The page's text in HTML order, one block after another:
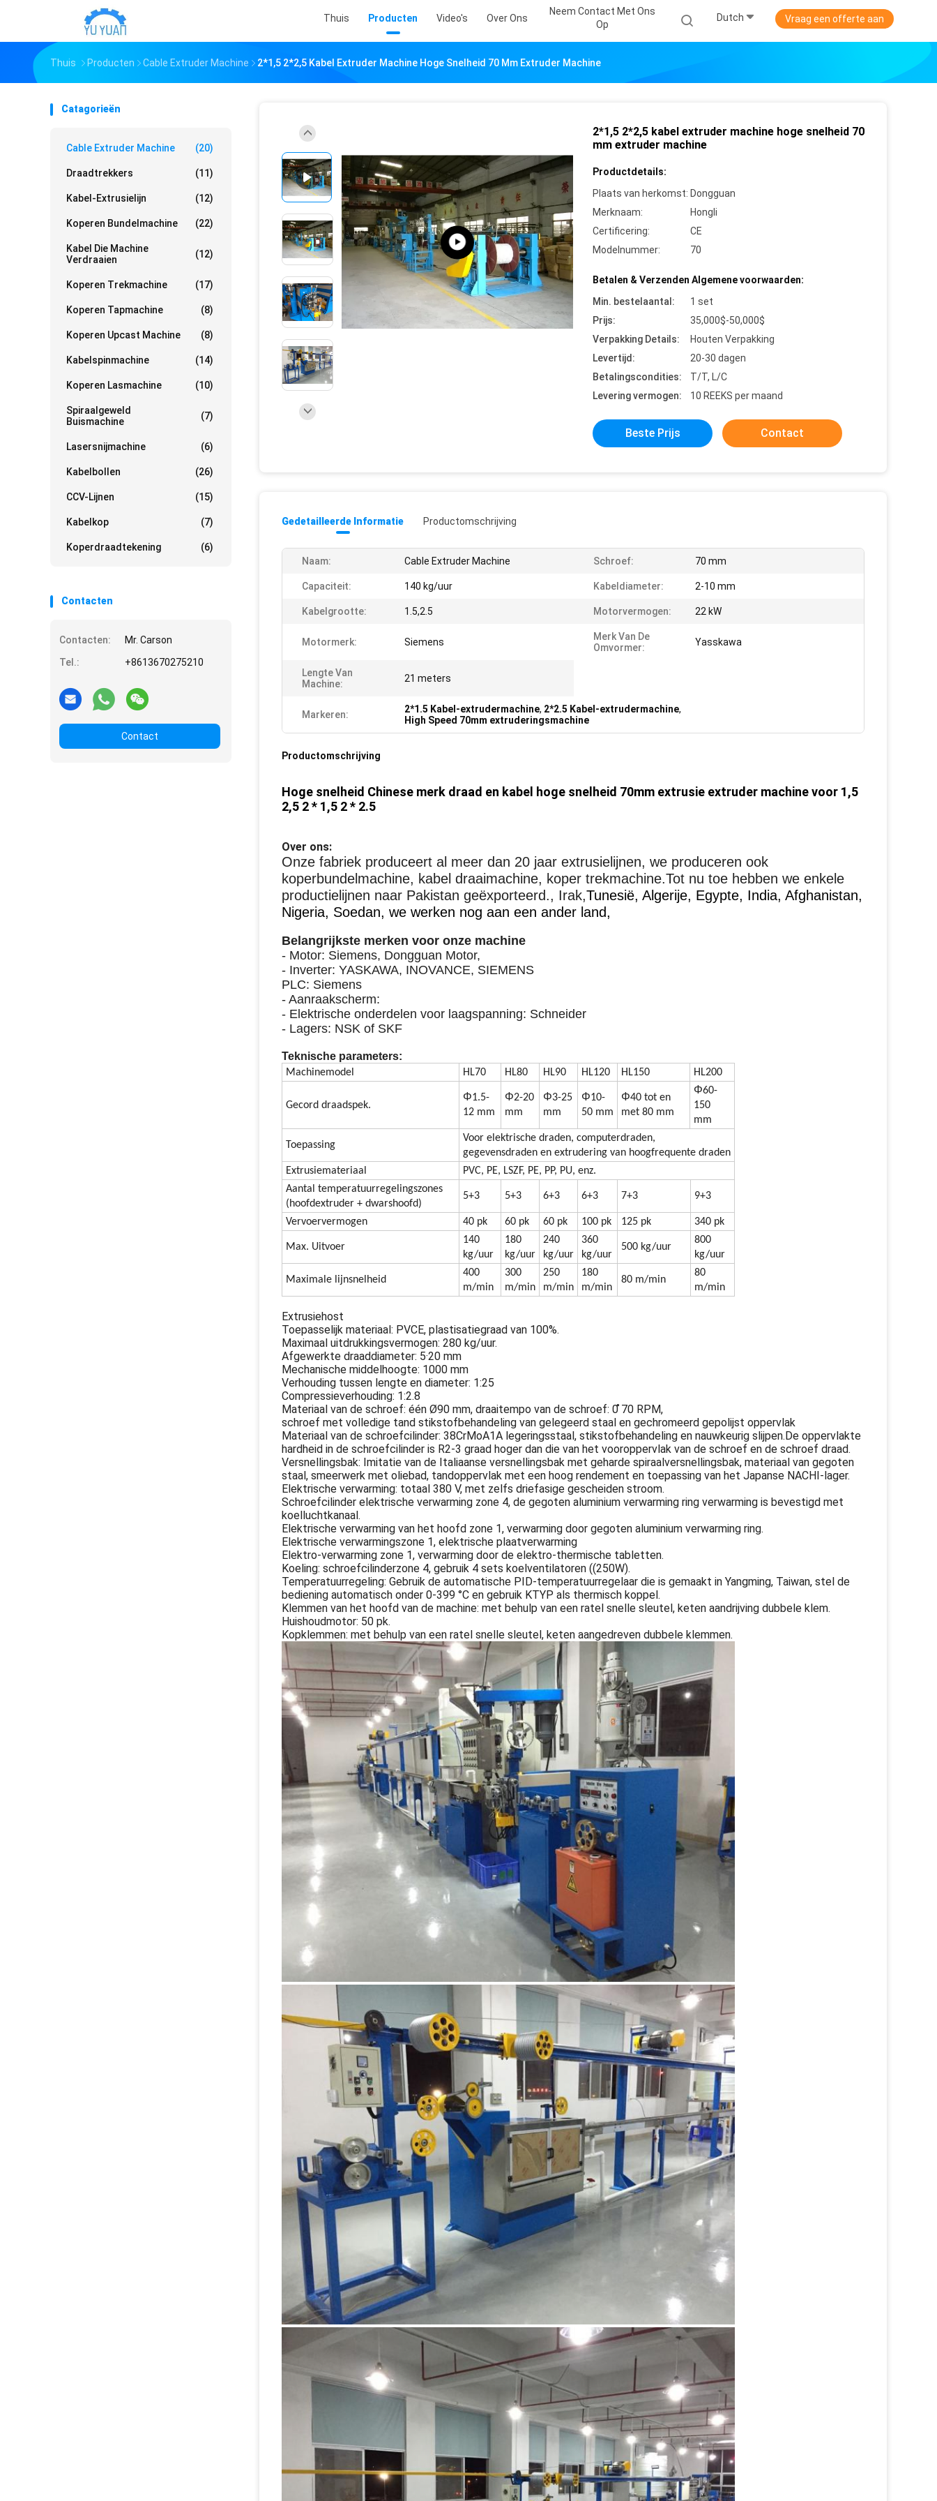
Thuis Producten Video's Over Ons
Neem Contact Met Ons
Op
Dutch Vraag een offerte aan
Thuis Producten Cable Extruder Machine 2*1,5 2*2,5 Kabel Extruder Machine Hoge Snelheid 70 Mm Extruder Machine
Catagorieën
Cable Extruder Machine (20)
Draadtrekkers (11)
Kabel-Extrusielijn (12)
Koperen Bundelmachine (22)
Kabel Die Machine
Verdraaien
(12)
Koperen Trekmachine (17)
Koperen Tapmachine (8)
Koperen Upcast Machine (8)
Kabelspinmachine (14)
Koperen Lasmachine (10)
Spiraalgeweld
Buismachine
(7)
Lasersnijmachine (6)
Kabelbollen (26)
CCV-Lijnen (15)
Kabelkop (7)
Koperdraadtekening (6)
Contacten
Contacten:
Mr. Carson
Tel.:
+8613670275210
Contact
2*1,5 2*2,5 kabel extruder machine hoge snelheid 70
mm extruder machine
Productdetails:
Plaats van herkomst: Dongguan
Merknaam:
Hongli
Certificering:
CE
Modelnummer:
70
Betalen & Verzenden Algemene voorwaarden:
Min. bestelaantal:
1 set
Prijs:
35,000$-50,000$
Verpakking Details:
Houten Verpakking
Levertijd:
20-30 dagen
Betalingscondities:
T/T, L/C
Levering vermogen:
10 REEKS per maand
Beste Prijs Contact
Gedetailleerde Informatie Productomschrijving
Naam: Cable Extruder Machine Schroef: 70 mm
Capaciteit: 140 kg/uur Kabeldiameter: 2-10 mm
Kabelgrootte: 1.5,2.5 Motorvermogen: 22 kW
Motormerk: Siemens
Merk Van De
Omvormer:
Yasskawa
Lengte Van
Machine:
21 meters
Markeren: 2*1.5 Kabel-extrudermachine, 2*2.5 Kabel-extrudermachine,
High Speed 70mm extruderingsmachine
Productomschrijving
Hoge snelheid Chinese merk draad en kabel hoge snelheid 70mm extrusie extruder machine voor 1,5
2,5 2 * 1,5 2 * 2.5
Over ons:
Onze fabriek produceert al meer dan 20 jaar extrusielijnen, we produceren ook
koperbundelmachine, kabel draaimachine, koper trekmachine.Tot nu toe hebben we enkele
productielijnen naar Pakistan geëxporteerd., Irak,Tunesië, Algerije, Egypte, India, Afghanistan,
Nigeria, Soedan, we werken nog aan een ander land,
Belangrijkste merken voor onze machine
- Motor: Siemens, Dongguan Motor,
- Inverter: YASKAWA, INOVANCE, SIEMENS
PLC: Siemens
- Aanraakscherm:
- Elektrische onderdelen voor laagspanning: Schneider
- Lagers: NSK of SKF
Teknische parameters:
Machinemodel HL70 HL80 HL90 HL120 HL150 HL200
Gecord draadspek.
Φ1.5-
12 mm
Φ2-20
mm
Φ3-25
mm
Φ10-
50 mm
Φ40 tot en
met 80 mm
Φ60-
150
mm
Toepassing
Voor elektrische draden, computerdraden,
gegevensdraden en extrudering van hoogfrequente draden
Extrusiemateriaal
PVC, PE, LSZF, PE, PP, PU, enz.
Aantal temperatuurregelingszones
(hoofdextruder + dwarshoofd)
5+3 5+3 6+3 6+3 7+3 9+3
Vervoervermogen 40 pk 60 pk 60 pk 100 pk 125 pk 340 pk
Max. Uitvoer
140
kg/uur
180
kg/uur
240
kg/uur
360
kg/uur
500 kg/uur
800
kg/uur
Maximale lijnsnelheid
400
m/min
300
m/min
250
m/min
180
m/min
80 m/min
80
m/min
Extrusiehost
Toepasselijk materiaal: PVCE, plastisatiegraad van 100%.
Maximaal uitdrukkingsvermogen: 280 kg/uur.
Afgewerkte draaddiameter: 5·20 mm
Mechanische middelhoogte: 1000 mm
Verhouding tussen lengte en diameter: 1:25
Compressieverhouding: 1:2.8
Materiaal van de schroef: één Ø90 mm, draaitempo van de schroef: 0 ̊70 RPM,
schroef met volledige tand stikstofbehandeling van gelegeerd staal en gechromeerd gepolijst oppervlak
Materiaal van de schroefcilinder: 38CrMoA1A legeringsstaal, stikstofbehandeling en nauwkeurig slijpen.De oppervlakte
hardheid in de schroefcilinder is R2-3 graad hoger dan die van het vooroppervlak van de schroef en de schroef draad.
Versnellingsbak: Imitatie van de Italiaanse versnellingsbak met geharde spiraalversnellingsbak, materiaal van gegoten
staal, smeerwerk met oliebad, tandoppervlak met een hoog rendement en toepassing van het Japanse NACHI-lager.
Elektrische verwarming: totaal 380 V, met zelfs driefasige gescheiden stroom.
Schroefcilinder elektrische verwarming zone 4, de gegoten aluminium verwarming ring verwarming is bevestigd met
koelluchtkanaal.
Elektrische verwarming van het hoofd zone 1, verwarming door gegoten aluminium verwarming ring.
Elektrische verwarmingszone 1, elektrische plaatverwarming
Elektro-verwarming zone 1, verwarming door de elektro-thermische tabletten.
Koeling: schroefcilinderzone 4, gebruik 4 sets koelventilatoren ((250W).
Temperatuurregeling: Gebruik de automatische PID-temperatuurregelaar die is gemaakt in Yangming, Taiwan, stel de
bediening automatisch onder 0-399 °C en gebruik KTYP als thermisch koppel.
Klemmen van het hoofd van de machine: met behulp van een ratel snelle sleutel, keten aandrijving dubbele klem.
Huishoudmotor: 50 pk.
Kopklemmen: met behulp van een ratel snelle sleutel, keten aangedreven dubbele klemmen.